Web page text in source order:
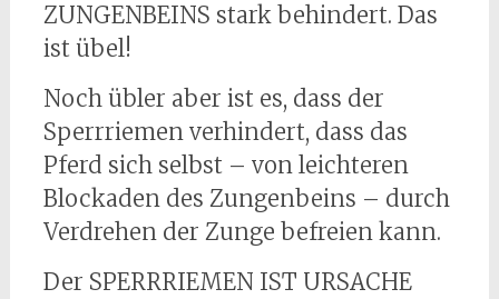
ZUNGENBEINS stark behindert. Das
ist übel!
Noch übler aber ist es, dass der
Sperrriemen verhindert, dass das
Pferd sich selbst – von leichteren
Blockaden des Zungenbeins – durch
Verdrehen der Zunge befreien kann.
Der SPERRRIEMEN IST URSACHE